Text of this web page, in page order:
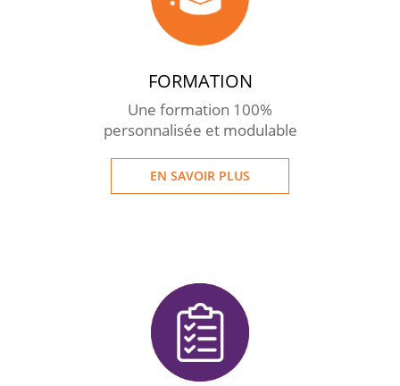
FORMATION
Une formation 100%
personnalisée et modulable
EN SAVOIR PLUS